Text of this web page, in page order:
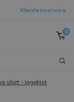
Klantenservice
0
shirt - ingelijst